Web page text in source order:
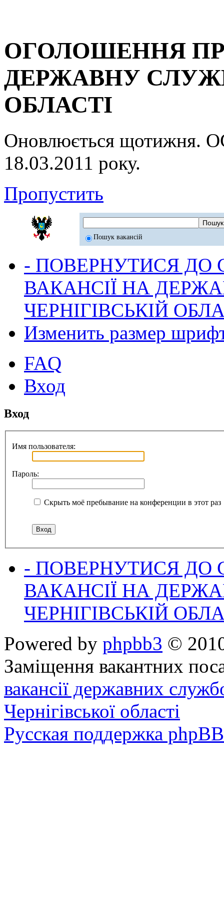
ОГОЛОШЕННЯ
ДЕРЖАВНУ
ОБЛАСТІ
Оновлюється
18.03.2011 року.
Пропустить
Пошук вакансій
- ПОВЕРНУТИСЯ ДО
ВАКАНСІЇ НА
ЧЕРНІГІВСЬКІЙ
Изменить размер
FAQ
Вход
Вход
Имя пользователя:
Пароль:
Скрыть моё пребывание на конференции в этот раз
- ПОВЕРНУТИСЯ ДО
ВАКАНСІЇ НА
ЧЕРНІГІВСЬКІЙ
Powered by phpbb3 ©
Заміщення вакантних
вакансії державних
Чернігівської області
Русская поддержка phpBB